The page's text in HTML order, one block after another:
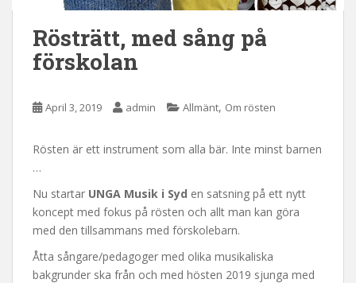
Rösträtt, med sång på
förskolan
April 3, 2019 admin Allmänt, Om rösten
Rösten är ett instrument som alla bär. Inte minst barnen
…
Nu startar UNGA Musik i Syd en satsning på ett nytt
koncept med fokus på rösten och allt man kan göra
med den tillsammans med förskolebarn.
Åtta sångare/pedagoger med olika musikaliska
bakgrunder ska från och med hösten 2019 sjunga med